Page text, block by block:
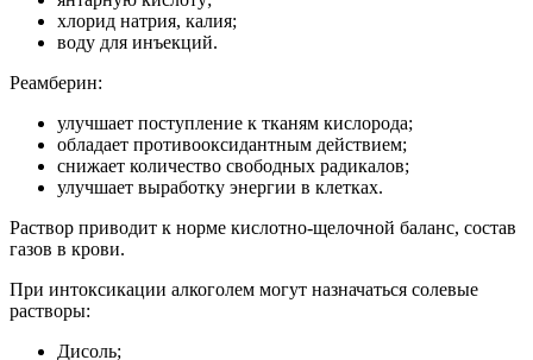
хлорид натрия, калия;
воду для инъекций.
Реамберин:
улучшает поступление к тканям кислорода;
обладает противооксидантным действием;
снижает количество свободных радикалов;
улучшает выработку энергии в клетках.
Раствор приводит к норме кислотно-щелочной баланс, состав
газов в крови.
При интоксикации алкоголем могут назначаться солевые
растворы:
Дисоль;